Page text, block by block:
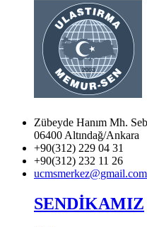
Zübeyde Hanım Mh.
06400 Altındağ/Ankara
+90(312) 229 04 31
+90(312) 232 11 26
ucmsmerkez@gmail.com
SENDİKAMIZ